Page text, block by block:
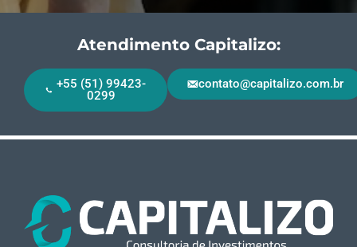
Atendimento Capitalizo:
+55 (51) 99423-
0299
contato@capitalizo.com.br